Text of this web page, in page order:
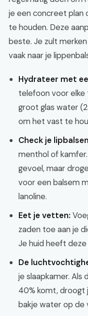
je een concreet plan
te houden. Deze
beste. Je zult
vaak naar je
Hydrateer met
telefoon voor elke
groot glas water
om het vast te
Check je
menthol of
gevoel, maar
voor een balsem
lanoline.
Eet je vetten:
zaden toe aan je
Je huid heeft
De
je slaapkamer.
40% komt, droogt
bakje water op de